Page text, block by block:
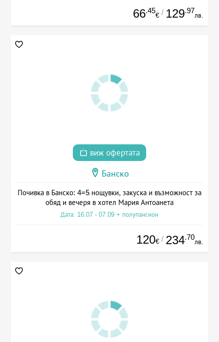
66.45
€ / 129.97
лв.
виж офертата
Банско
Почивка в Банско: 4=5 нощувки, закуска и възможност за
обяд и вечеря в хотел Мария Антоанета
Дата: 16.07 - 07.09 + полупансион
120€ / 234.70
лв.